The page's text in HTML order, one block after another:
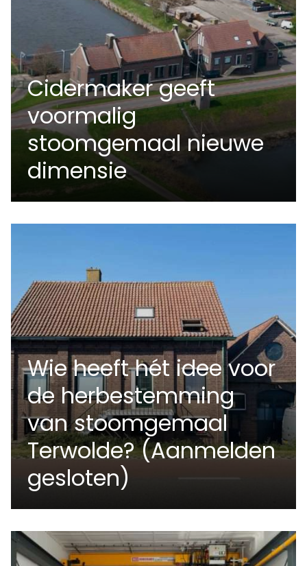
Cidermaker geeft
voormalig
stoomgemaal nieuwe
dimensie
Wie heeft hét idee voor
de herbestemming
van stoomgemaal
Terwolde? (Aanmelden
gesloten)